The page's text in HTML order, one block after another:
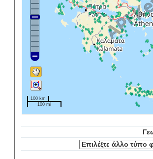
100 km
100 mi